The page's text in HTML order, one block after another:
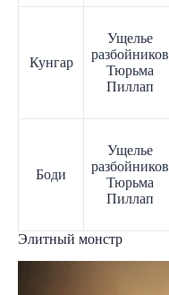
Кунгар
Ущелье
разбойников
Тюрьма
Пиллап
Боди
Ущелье
разбойников
Тюрьма
Пиллап
Элитный монстр